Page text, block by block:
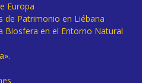
Europa
de Patrimonio en Liébana
Biosfera en el Entorno Natural